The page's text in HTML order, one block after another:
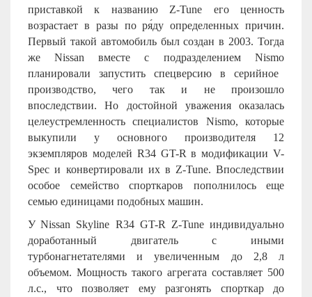
приставкой к названию Z-Tune его ценность
возрастает в разы по ря́ду определенных причин.
Первый такой автомобиль был создан в 2003. Тогда
жеNissan вместе с подразделениемNismo
планировали запустить спецверсию в серийное
производство, чего так и не произошло
впоследствии. Но достойной уважения оказалась
целеустремленность специалистов Nismo, которые
выкупили у основного производителя 12
экземпляров моделей R34 GT-R в модификации V-
Spec и конвертировали их в Z-Tune. Впоследствии
особое семейство спорткаров пополнилось еще
семью единицами подобных машин.
У Nissan Skyline R34 GT-R Z-Tune индивидуально
доработанный двигатель с иными
турбонагнетателями и увеличенным до 2,8 л
объемом. Мощность такого агрегата составляет 500
л.с., что позволяет ему разгонять спорткар до